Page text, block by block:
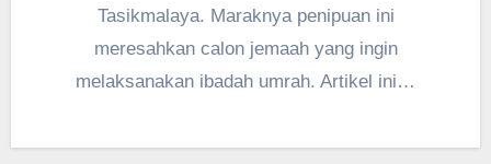
Tasikmalaya. Maraknya penipuan ini
meresahkan calon jemaah yang ingin
melaksanakan ibadah umrah. Artikel ini…